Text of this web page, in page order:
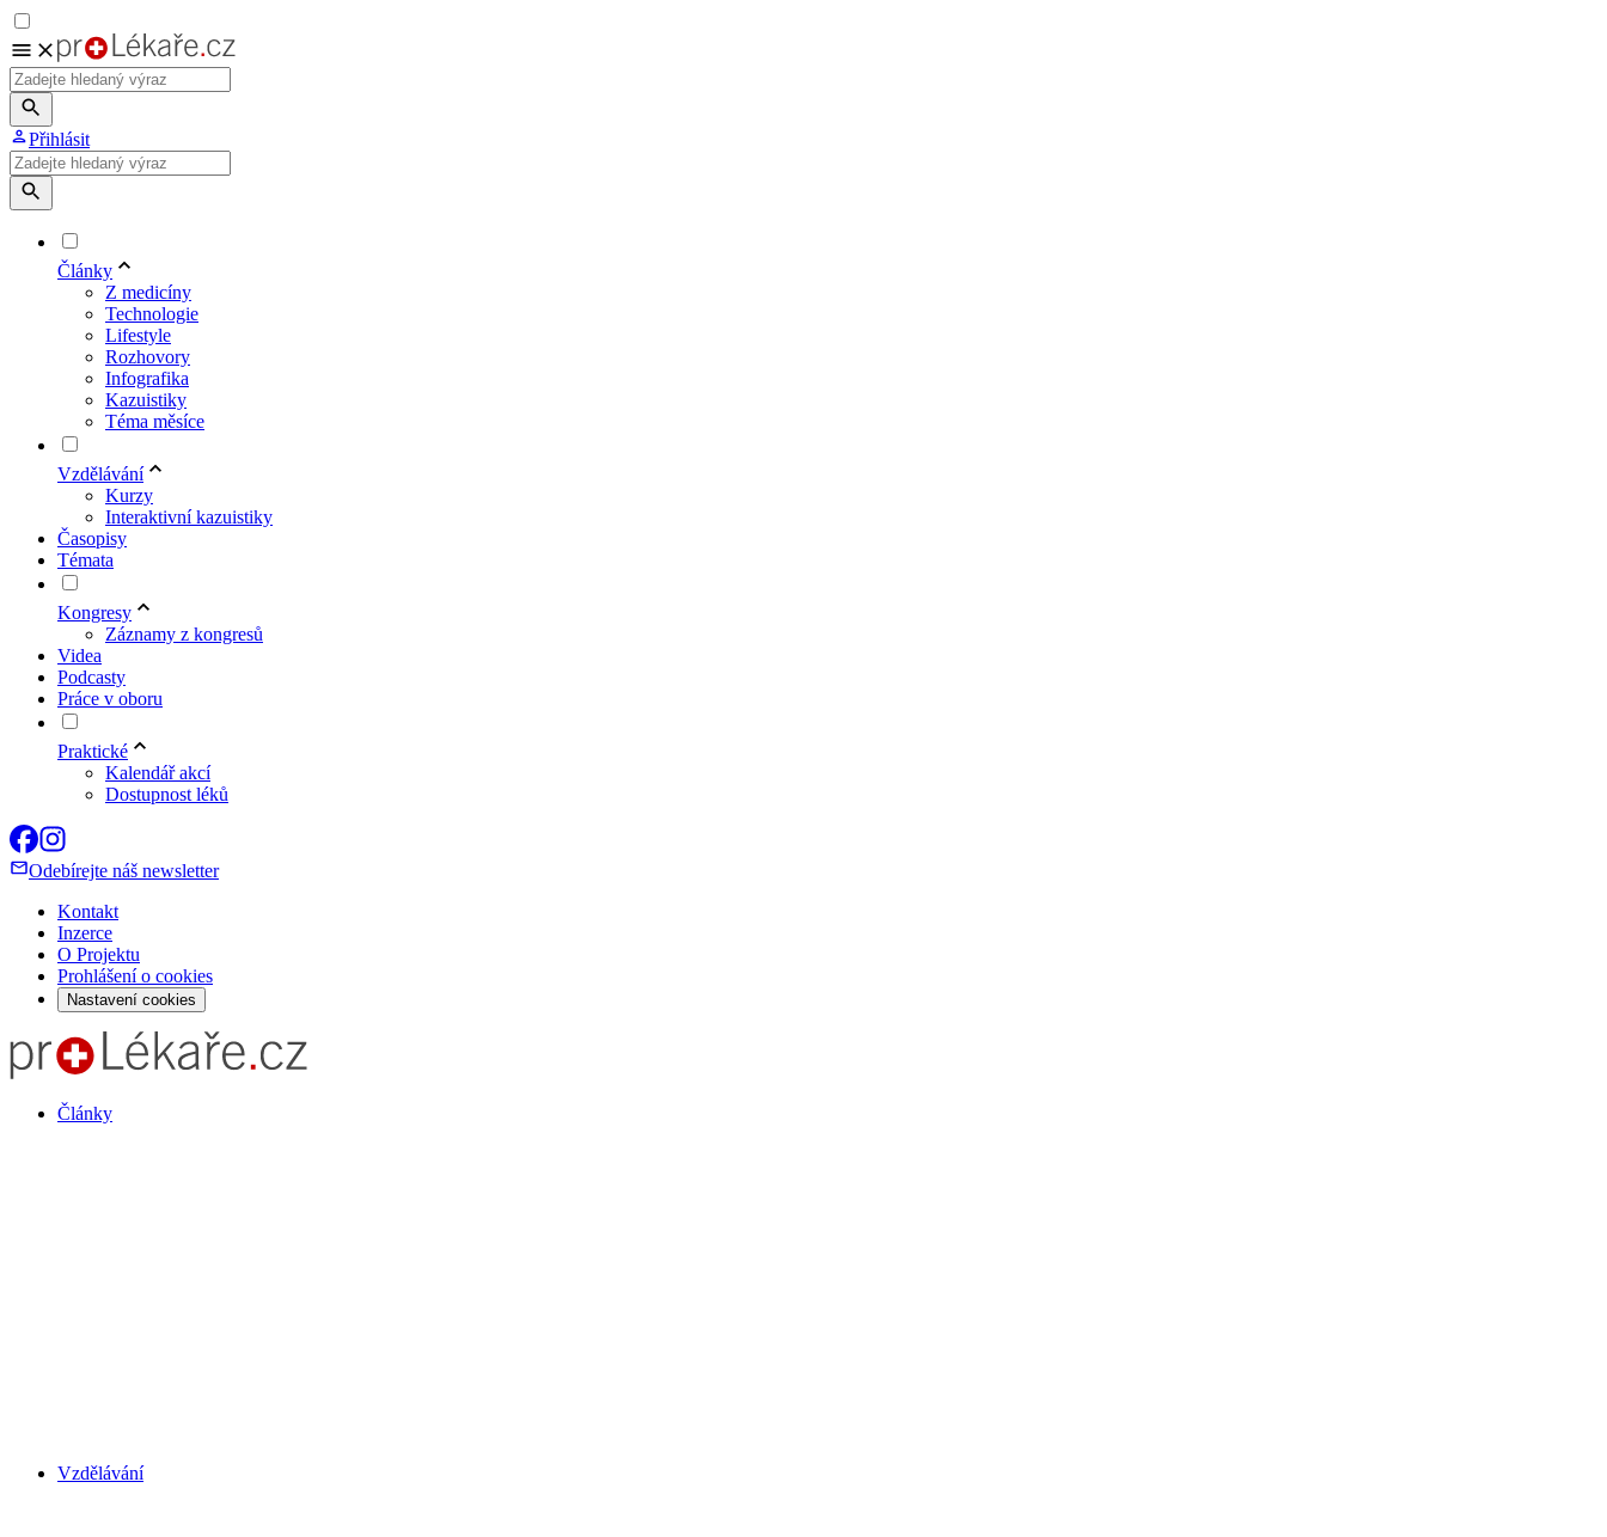
Přihlásit
Články
Z medicíny
Technologie
Lifestyle
Rozhovory
Infografika
Kazuistiky
Téma měsíce
Vzdělávání
Kurzy
Interaktivní kazuistiky
Časopisy
Témata
Kongresy
Záznamy z kongresů
Videa
Podcasty
Práce v oboru
Praktické
Kalendář akcí
Dostupnost léků
Odebírejte náš newsletter
Kontakt
Inzerce
O Projektu
Prohlášení o cookies
Nastavení cookies
Články
Vzdělávání